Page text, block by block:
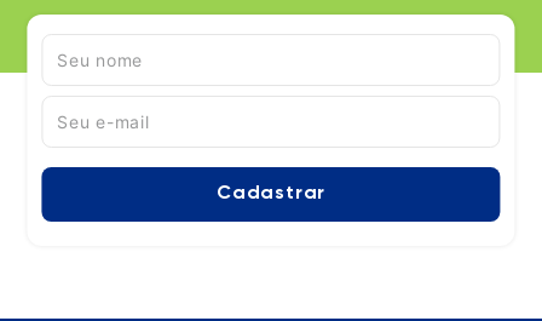
Cadastrar